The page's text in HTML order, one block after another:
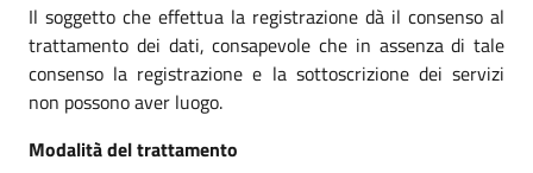
Il soggetto che effettua la registrazione dà il consenso al
trattamento dei dati, consapevole che in assenza di tale
consenso la registrazione e la sottoscrizione dei servizi
non possono aver luogo.
Modalità del trattamento